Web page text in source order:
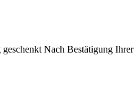
Nach Bestätigung Ihrer